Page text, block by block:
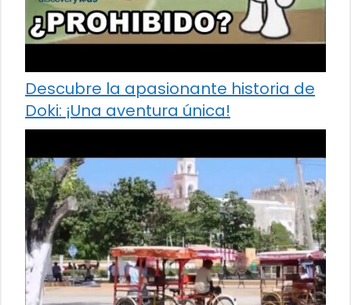
Descubre la apasionante historia de
Doki: ¡Una aventura única!